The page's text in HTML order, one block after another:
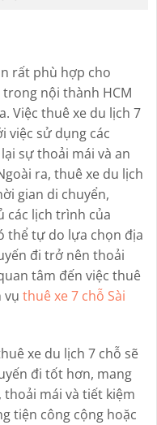
rất phù hợp cho
nội thành HCM
Việc thuê xe du lịch 7
việc sử dụng các
sự thoải mái và an
ra, thuê xe du lịch
gian di chuyển,
các lịch trình của
thể tự do lựa chọn địa
đi trở nên thoải
tâm đến việc thuê
vụ thuê xe 7 chỗ Sài
xe du lịch 7 chỗ sẽ
đi tốt hơn, mang
thoải mái và tiết kiệm
tiện công cộng hoặc